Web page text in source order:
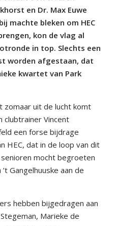
en Dr. Max Euwe
machte bleken om HEC
kon de vlag al
in top. Slechts een
worden afgestaan, dat
kwartet van Park
zomaar uit de lucht komt
clubtrainer Vincent
een forse bijdrage
HEC, dat in de loop van dit
mocht begroeten
Gangelhuuske aan de
hebben bijgedragen aan
Marieke de